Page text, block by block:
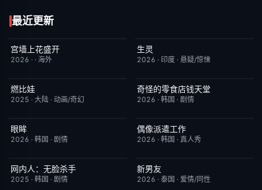
最近更新
更新至第4集
宫墙上花盛开
2026 · · 海外
今日更新
生灵
2026 · 印度 · 悬疑/惊悚
HD国语
燃比娃
2025 · 大陆 · 动画/奇幻
HD中字
奇怪的零食店钱天堂
2026 · 韩国 · 剧情
HD中字
眼眸
2026 · 韩国 · 剧情
已完结
偶像派遣工作
2026 · 韩国 · 真人秀
今日更新
网内人：无脸杀手
2025 · 韩国 · 剧情
更新至第01集
新男友
2026 · 泰国 · 爱情/同性